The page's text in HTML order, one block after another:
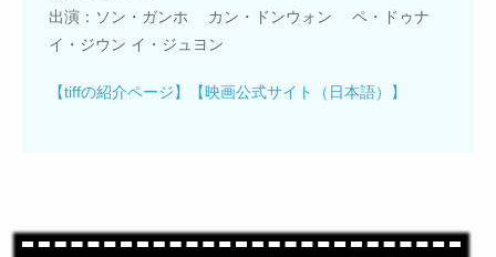
出演：ソン・ガンホ カン・ドンウォン ペ・ドゥナ
イ・ジウン イ・ジュヨン
【tiffの紹介ページ】 【映画公式サイト（日本語）】